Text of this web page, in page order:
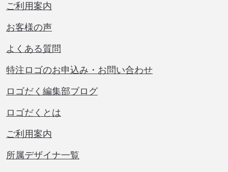
ご利用案内
お客様の声
よくある質問
特注ロゴのお申込み・お問い合わせ
ロゴだく編集部ブログ
ロゴだくとは
ご利用案内
所属デザイナ一覧